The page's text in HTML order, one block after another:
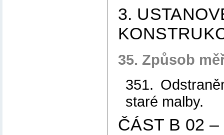
3.
35. Způsob
351.
staré malby.
ČÁST B 02